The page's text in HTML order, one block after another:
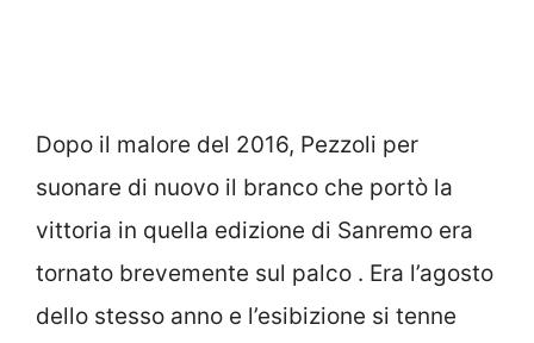
Dopo il malore del 2016, Pezzoli per
suonare di nuovo il branco che portò la
vittoria in quella edizione di Sanremo era
tornato brevemente sul palco . Era l’agosto
dello stesso anno e l’esibizione si tenne